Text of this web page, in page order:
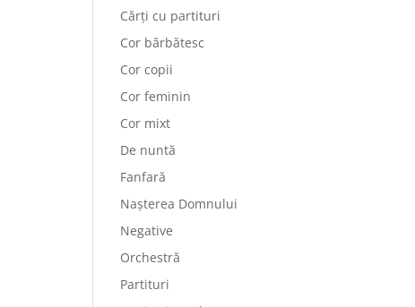
Cărți cu partituri
Cor bărbătesc
Cor copii
Cor feminin
Cor mixt
De nuntă
Fanfară
Nașterea Domnului
Negative
Orchestră
Partituri